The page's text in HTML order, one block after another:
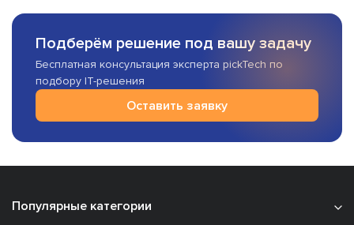
Подберём решение под вашу задачу
Бесплатная консультация эксперта pickTech по
подбору IT-решения
Оставить заявку
Популярные категории